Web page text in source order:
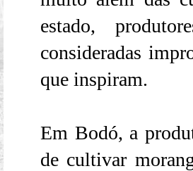
estado,
consideradas
que inspiram.
Em Bodó, a
de cultivar